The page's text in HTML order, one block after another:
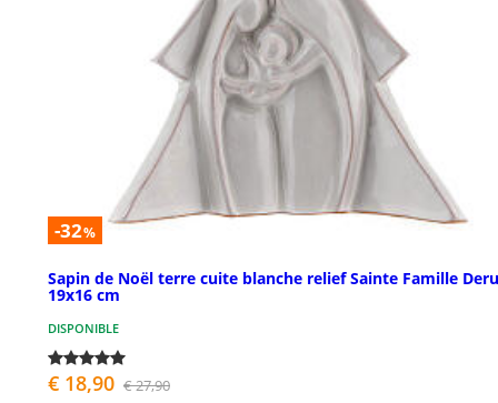
-32%
Sapin de Noël terre cuite blanche relief Sainte Famille
19x16 cm
DISPONIBLE
€ 18,90 € 27,90